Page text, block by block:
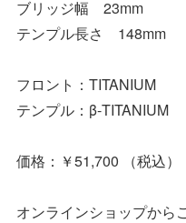
ブリッジ幅 23mm
テンプル長さ 148mm
フロント：TITANIUM
テンプル：β-TITANIUM
価格：￥51,700 （税込）
オンラインショップから